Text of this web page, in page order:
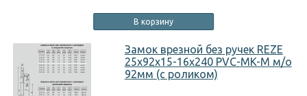
В корзину
Замок врезной без ручек REZE
25х92х15-16х240 PVC-MK-M м/о
92мм (с роликом)